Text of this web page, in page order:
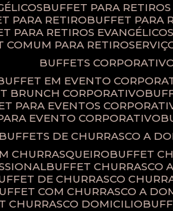
BUFFET PARA
PARA RETIRO
BUFFET PARA
PARA RETIROS EVANGÉLICOS
COMUM PARA RETIRO​
BUFFETS
BUFFET EM EVENTO
BRUNCH CORPORATIVO
PARA EVENTOS
EVENTO CORPORATIVO
BUFFETS DE CHURRASCO A
CHURRASQUEIRO
BUFFET
BUFFET CHURRASCO
DE CHURRASCO
BUFFET COM CHURRASCO A
CHURRASCO DOMICILIO